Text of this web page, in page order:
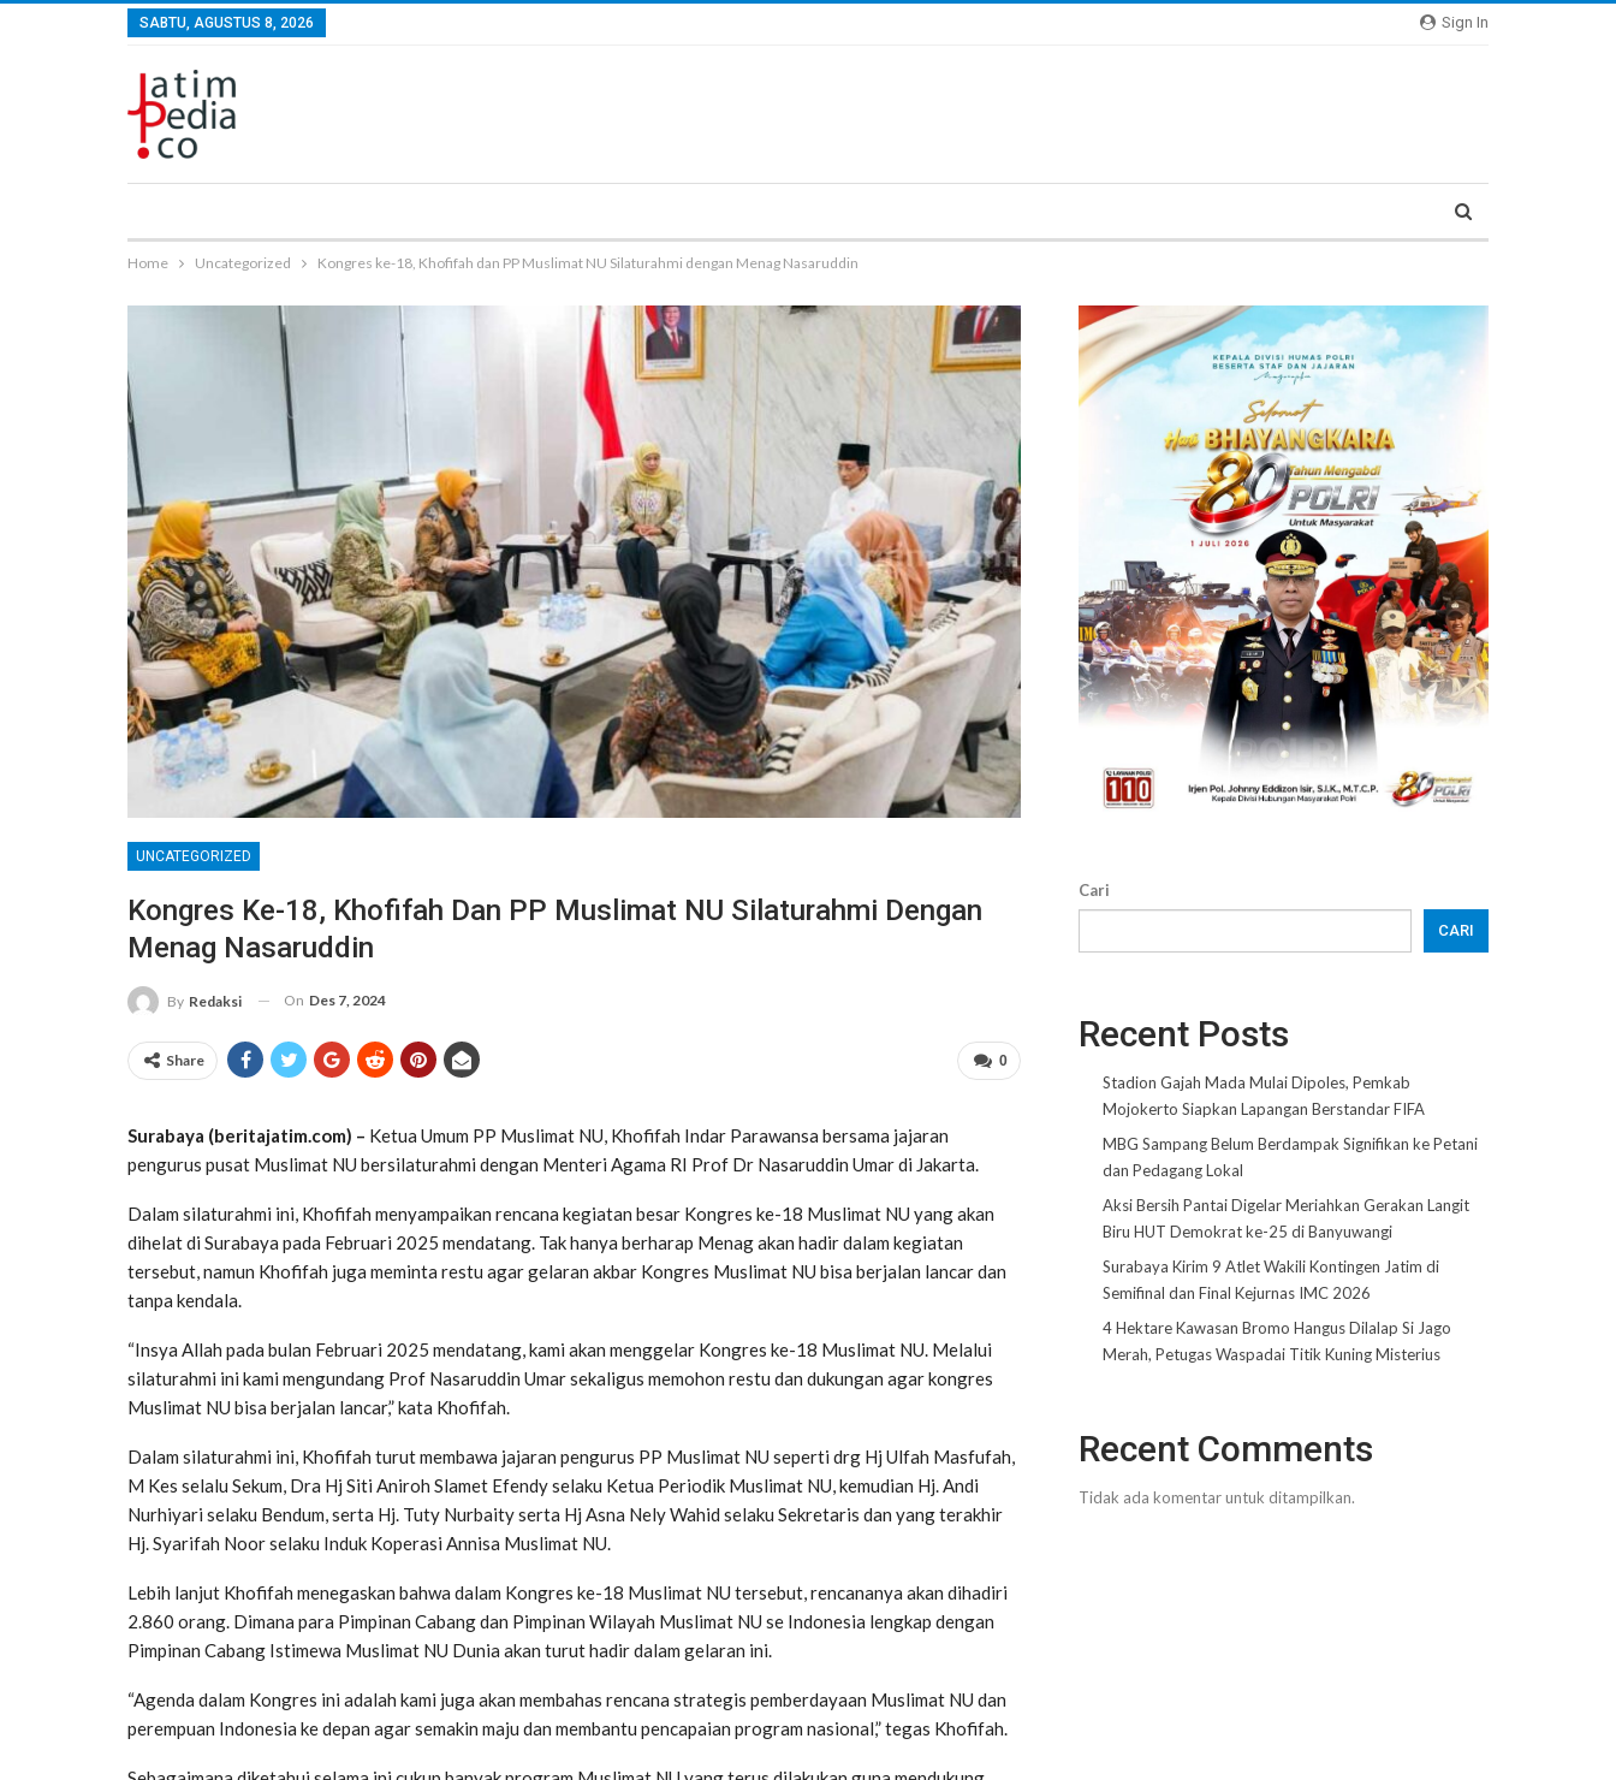
Sign In
SABTU, AGUSTUS 8, 2026
Home Uncategorized Kongres ke-18, Khofifah dan PP Muslimat NU Silaturahmi dengan Menag Nasaruddin
UNCATEGORIZED
Kongres Ke-18, Khofifah Dan PP Muslimat NU Silaturahmi Dengan
Menag Nasaruddin
By Redaksi On Des 7, 2024
0
Share
Surabaya (beritajatim.com) – Ketua Umum PP Muslimat NU, Khofifah Indar Parawansa bersama jajaran
pengurus pusat Muslimat NU bersilaturahmi dengan Menteri Agama RI Prof Dr Nasaruddin Umar di Jakarta.
Dalam silaturahmi ini, Khofifah menyampaikan rencana kegiatan besar Kongres ke-18 Muslimat NU yang akan
dihelat di Surabaya pada Februari 2025 mendatang. Tak hanya berharap Menag akan hadir dalam kegiatan
tersebut, namun Khofifah juga meminta restu agar gelaran akbar Kongres Muslimat NU bisa berjalan lancar dan
tanpa kendala.
“Insya Allah pada bulan Februari 2025 mendatang, kami akan menggelar Kongres ke-18 Muslimat NU. Melalui
silaturahmi ini kami mengundang Prof Nasaruddin Umar sekaligus memohon restu dan dukungan agar kongres
Muslimat NU bisa berjalan lancar,” kata Khofifah.
Dalam silaturahmi ini, Khofifah turut membawa jajaran pengurus PP Muslimat NU seperti drg Hj Ulfah Masfufah,
M Kes selalu Sekum, Dra Hj Siti Aniroh Slamet Efendy selaku Ketua Periodik Muslimat NU, kemudian Hj. Andi
Nurhiyari selaku Bendum, serta Hj. Tuty Nurbaity serta Hj Asna Nely Wahid selaku Sekretaris dan yang terakhir
Hj. Syarifah Noor selaku Induk Koperasi Annisa Muslimat NU.
Lebih lanjut Khofifah menegaskan bahwa dalam Kongres ke-18 Muslimat NU tersebut, rencananya akan dihadiri
2.860 orang. Dimana para Pimpinan Cabang dan Pimpinan Wilayah Muslimat NU se Indonesia lengkap dengan
Pimpinan Cabang Istimewa Muslimat NU Dunia akan turut hadir dalam gelaran ini.
“Agenda dalam Kongres ini adalah kami juga akan membahas rencana strategis pemberdayaan Muslimat NU dan
perempuan Indonesia ke depan agar semakin maju dan membantu pencapaian program nasional,” tegas Khofifah.
Cari
CARI
Recent Posts
Stadion Gajah Mada Mulai Dipoles, Pemkab
Mojokerto Siapkan Lapangan Berstandar FIFA
MBG Sampang Belum Berdampak Signifikan ke Petani
dan Pedagang Lokal
Aksi Bersih Pantai Digelar Meriahkan Gerakan Langit
Biru HUT Demokrat ke-25 di Banyuwangi
Surabaya Kirim 9 Atlet Wakili Kontingen Jatim di
Semifinal dan Final Kejurnas IMC 2026
4 Hektare Kawasan Bromo Hangus Dilalap Si Jago
Merah, Petugas Waspadai Titik Kuning Misterius
Recent Comments
Tidak ada komentar untuk ditampilkan.